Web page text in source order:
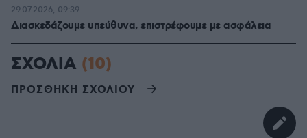
Διασκεδάζουμε υπεύθυνα, επιστρέφουμε με ασφάλεια
29.07.2026, 09:39
ΣΧΟΛΙΑ (10)
ΠΡΟΣΘΗΚΗ ΣΧΟΛΙΟΥ